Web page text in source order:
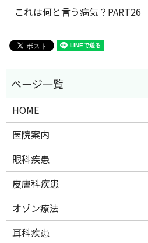
これは何と言う病気？PART26
HOME
医院案内
眼科疾患
皮膚科疾患
オゾン療法
耳科疾患